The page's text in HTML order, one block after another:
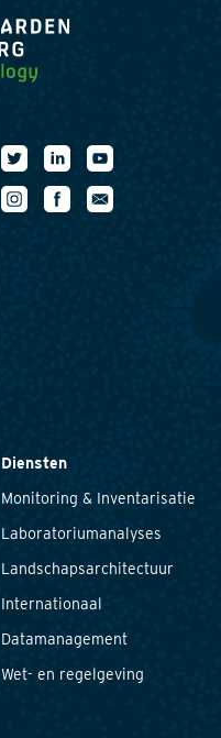
Diensten
Monitoring & Inventarisatie
Laboratoriumanalyses
Landschapsarchitectuur
Internationaal
Datamanagement
Wet- en regelgeving